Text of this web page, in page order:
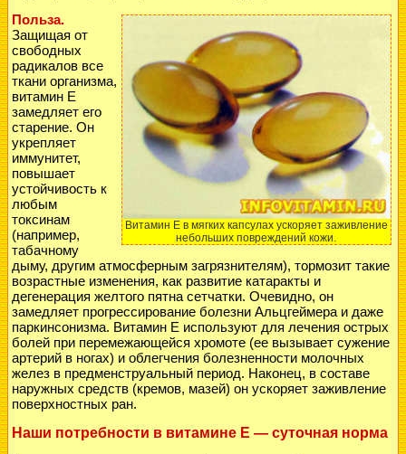
Витамин Е в мягких капсулах ускоряет заживление
небольших повреждений кожи.
Польза.
Защищая от
свободных
радикалов все
ткани организма,
витамин Е
замедляет его
старение. Он
укрепляет
иммунитет,
повышает
устойчивость к
любым
токсинам
(например,
табачному
дыму, другим атмосферным загрязнителям), тормозит такие
возрастные изменения, как развитие катаракты и
дегенерация желтого пятна сетчатки. Очевидно, он
замедляет прогрессирование болезни Альцгеймера и даже
паркинсонизма. Витамин Е используют для лечения острых
болей при перемежающейся хромоте (ее вызывает сужение
артерий в ногах) и облегчения болезненности молочных
желез в предменструальный период. Наконец, в составе
наружных средств (кремов, мазей) он ускоряет заживление
поверхностных ран.
Наши потребности в витамине Е — суточная норма